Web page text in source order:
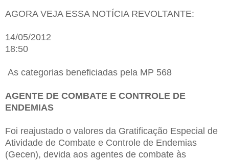
AGORA VEJA ESSA NOTÍCIA REVOLTANTE:
14/05/2012
18:50
As categorias beneficiadas pela MP 568
AGENTE DE COMBATE E CONTROLE DE
ENDEMIAS
Foi reajustado o valores da Gratificação Especial de
Atividade de Combate e Controle de Endemias
(Gecen), devida aos agentes de combate às